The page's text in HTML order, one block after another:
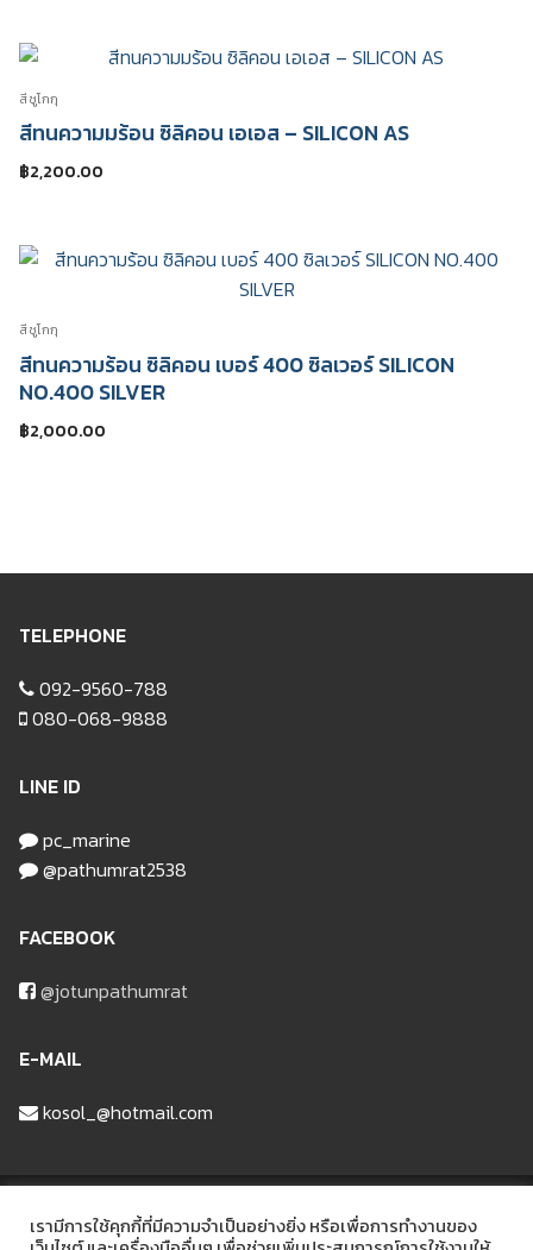
สีชูโกกุ
สีทนความมร้อน ซิลิคอน เอเอส – SILICON AS
฿2,200.00
สีชูโกกุ
สีทนความร้อน ซิลิคอน เบอร์ 400 ซิลเวอร์ SILICON
NO.400 SILVER
฿2,000.00
TELEPHONE
092-9560-788
080-068-9888
LINE ID
pc_marine
@pathumrat2538
FACEBOOK
@jotunpathumrat
E-MAIL
kosol_@hotmail.com
บริษัท ปทุมรัฐวัสดุก่อสร้าง จำกัด
เรามีการใช้คุกกี้ที่มีความจำเป็นอย่างยิ่ง หรือเพื่อการทำงานของ